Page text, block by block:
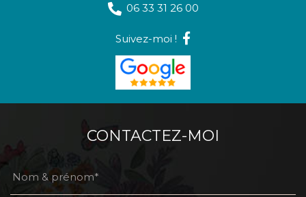
06 33 31 26 00
Suivez-moi !
CONTACTEZ-MOI